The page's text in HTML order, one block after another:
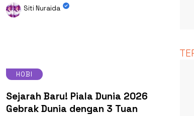
Siti Nuraida
HOBI
Sejarah Baru! Piala Dunia 2026
Gebrak Dunia dengan 3 Tuan